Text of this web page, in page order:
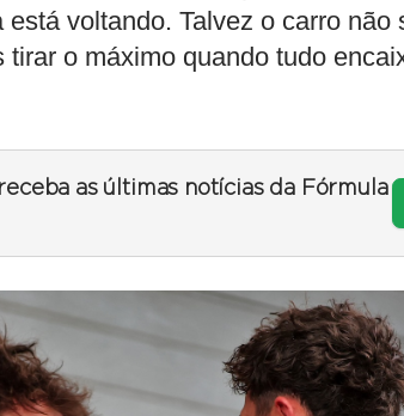
voltando. Talvez o carro
o máximo quando tudo
as últimas notícias da Fórmula